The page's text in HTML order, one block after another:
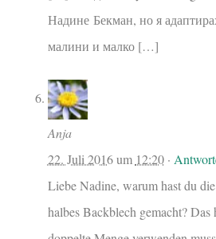
Надине Бекман, но я
малини и малко […]
Anja
22. Juli 2016um 12:20·
Liebe Nadine, warum hast du
halbes Backblech gemacht? Das